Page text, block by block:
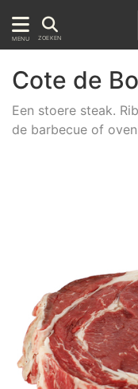
MENU ZOEKEN
Cote de
Een stoere steak.
de barbecue of